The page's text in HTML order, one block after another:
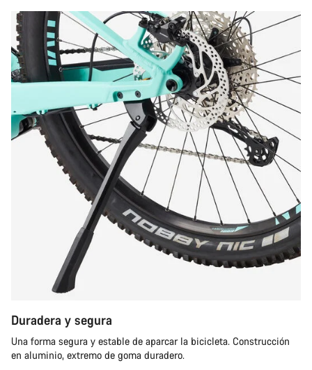
Duradera y segura
Una forma segura y estable de aparcar la bicicleta. Construcción
en aluminio, extremo de goma duradero.